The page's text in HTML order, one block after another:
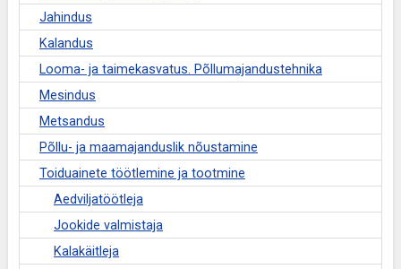
Jahindus
Kalandus
Looma- ja taimekasvatus. Põllumajandustehnika
Mesindus
Metsandus
Põllu- ja maamajanduslik nõustamine
Toiduainete töötlemine ja tootmine
Aedviljatöötleja
Jookide valmistaja
Kalakäitleja